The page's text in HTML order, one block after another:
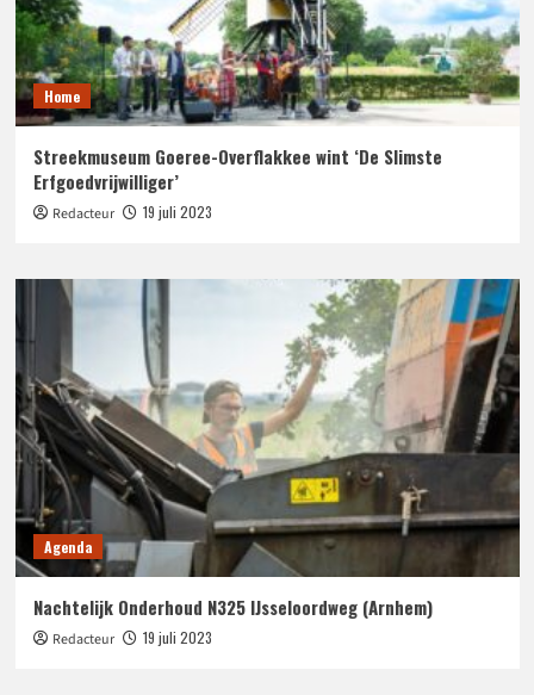
Home
Streekmuseum Goeree-Overflakkee wint ‘De Slimste
Erfgoedvrijwilliger’
Redacteur 19 juli 2023
Agenda
Nachtelijk Onderhoud N325 IJsseloordweg (Arnhem)
Redacteur 19 juli 2023